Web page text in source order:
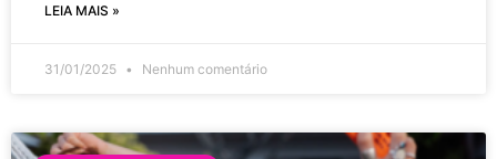
LEIA MAIS »
31/01/2025 Nenhum comentário